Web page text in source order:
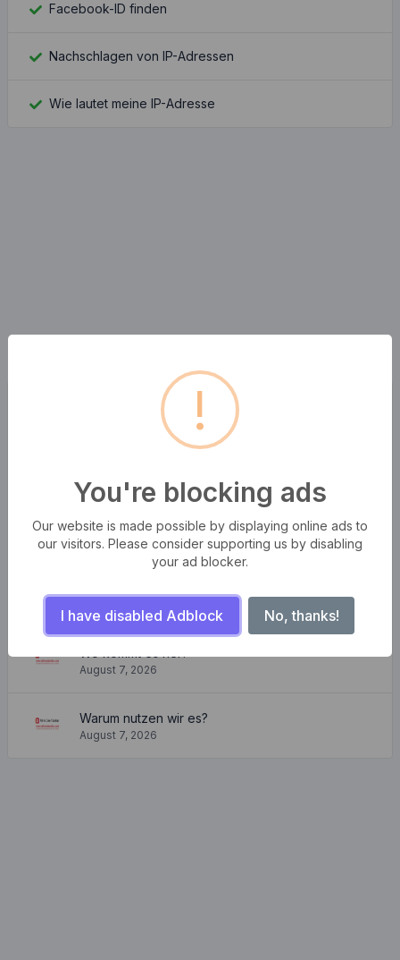
Facebook-ID finden
Nachschlagen von IP-Adressen
Wie lautet meine IP-Adresse
Schöne und gemütliche Wohnung
August 7, 2026
August 7, 2026
Warum nutzen wir es?
August 7, 2026
!
You're blocking ads
Our website is made possible by displaying online ads to
our visitors. Please consider supporting us by disabling
your ad blocker.
I have disabled Adblock No, thanks!